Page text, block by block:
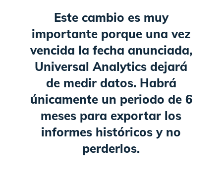
Este cambio es muy
importante porque una vez
vencida la fecha anunciada,
Universal Analytics dejará
de medir datos. Habrá
únicamente un periodo de 6
meses para exportar los
informes históricos y no
perderlos.